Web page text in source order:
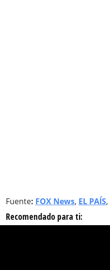
Fuente: FOX News, EL PAÍS,
Recomendado para ti: